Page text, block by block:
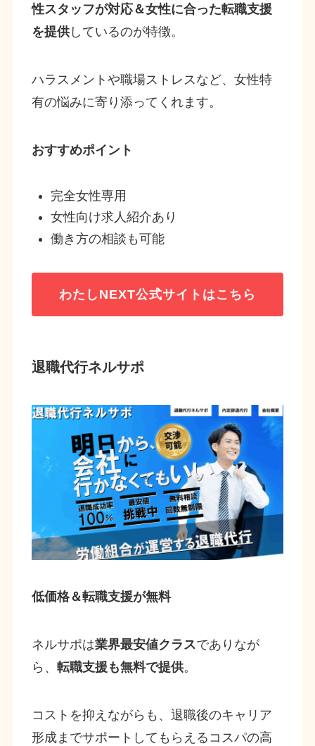
性スタッフが対応＆女性に合った転職支援
を提供しているのが特徴。
ハラスメントや職場ストレスなど、女性特
有の悩みに寄り添ってくれます。
おすすめポイント
完全女性専用
女性向け求人紹介あり
働き方の相談も可能
わたしNEXT公式サイトはこちら
退職代行ネルサポ
低価格＆転職支援が無料
ネルサポは業界最安値クラスでありなが
ら、 転職支援も無料で提供。
コストを抑えながらも、退職後のキャリア
形成までサポートしてもらえるコスパの高